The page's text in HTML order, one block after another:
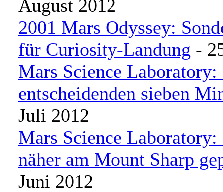
August 2012
2001 Mars Odyssey:
für Curiosity-Landung -
Mars Science Laboratory:
entscheidenden sieben
Juli 2012
Mars Science Laboratory:
näher am Mount Sharp
Juni 2012